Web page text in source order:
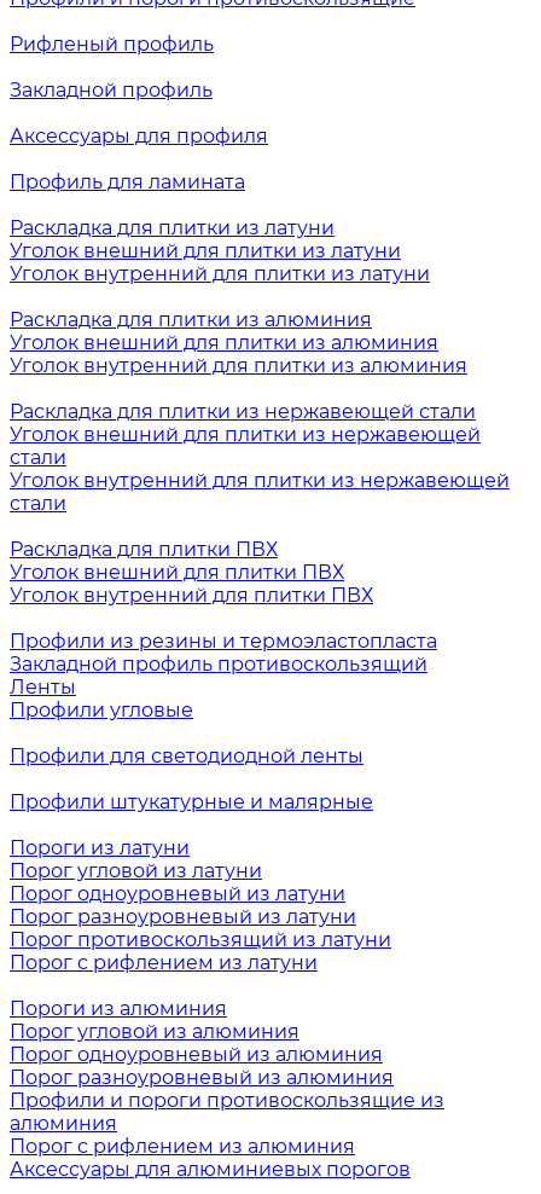
Рифленый профиль
Закладной профиль
Аксессуары для профиля
Профиль для ламината
Раскладка для плитки из латуни
Уголок внешний для плитки из латуни
Уголок внутренний для плитки из латуни
Раскладка для плитки из алюминия
Уголок внешний для плитки из алюминия
Уголок внутренний для плитки из алюминия
Раскладка для плитки из нержавеющей стали
Уголок внешний для плитки из нержавеющей
стали
Уголок внутренний для плитки из нержавеющей
стали
Раскладка для плитки ПВХ
Уголок внешний для плитки ПВХ
Уголок внутренний для плитки ПВХ
Профили из резины и термоэластопласта
Закладной профиль противоскользящий
Ленты
Профили угловые
Профили для светодиодной ленты
Профили штукатурные и малярные
Пороги из латуни
Порог угловой из латуни
Порог одноуровневый из латуни
Порог разноуровневый из латуни
Порог противоскользящий из латуни
Порог с рифлением из латуни
Пороги из алюминия
Порог угловой из алюминия
Порог одноуровневый из алюминия
Порог разноуровневый из алюминия
Профили и пороги противоскользящие из
алюминия
Порог с рифлением из алюминия
Аксессуары для алюминиевых порогов